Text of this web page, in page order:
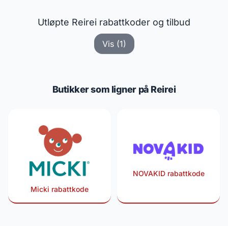
Utløpte Reirei rabattkoder og tilbud
Vis (1)
Butikker som ligner på Reirei
Micki rabattkode
NOVAKID rabattkode